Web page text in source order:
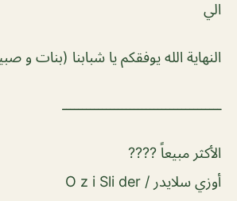
الي
النهاية الله يوفقكم يا شبابنا (بنات و
ــــــــــــــــــــــــــــــــــــــــ
الأكثر مبيعاً ????
أوزي سلايدر / O z i Sli der